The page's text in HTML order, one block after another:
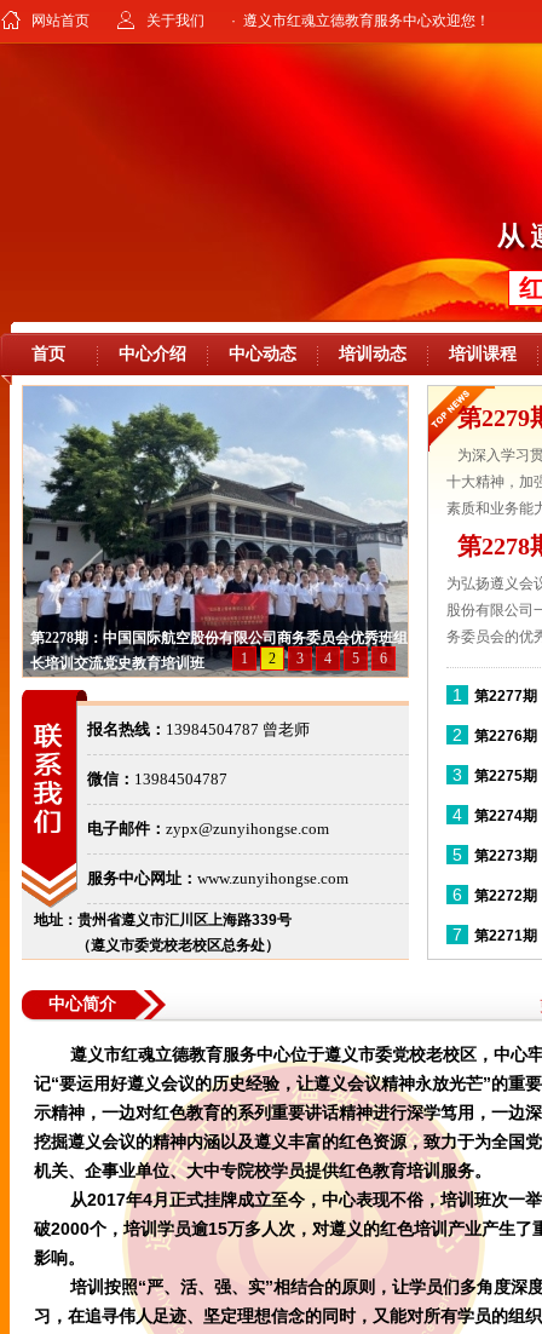
网站首页 关于我们 · 遵义市红魂立德教育服务中心欢迎您！
首页 中心介绍 中心动态 培训动态 培训课程
第2278期：中国国际航空股份有限公司商务委员会优秀班组
长培训交流党史教育培训班
1 2 3 4 5 6
报名热线： 13984504787 曾老师
微信： 13984504787
电子邮件： zypx@zunyihongse.com
服务中心网址： www.zunyihongse.com
地址：贵州省遵义市汇川区上海路339号
（遵义市委党校老校区总务处）
第2279
为深入学习
十大精神，加
素质和业务能
第2278
司商务
为弘扬遵义会
股份有限公司
务委员会的优
1 第2277期
2 第2276期
3 第2275期
4 第2274期
5 第2273期
6 第2272期
7 第2271期
中心简介
遵义市红魂立德教育服务中心位于遵义市委党校老校区，中心
记“要运用好遵义会议的历史经验，让遵义会议精神永放光芒”的重
示精神，一边对红色教育的系列重要讲话精神进行深学笃用，一边
挖掘遵义会议的精神内涵以及遵义丰富的红色资源，致力于为全国
机关、企事业单位、大中专院校学员提供红色教育培训服务。
从2017年4月正式挂牌成立至今，中心表现不俗，培训班次一
破2000个，培训学员逾15万多人次，对遵义的红色培训产业产生了
影响。
培训按照“严、活、强、实”相结合的原则，让学员们多角度深
习，在追寻伟人足迹、坚定理想信念的同时，又能对所有学员的组织